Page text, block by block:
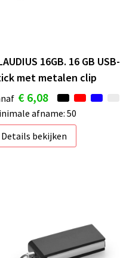
16GB. 16 GB USB-
met metalen clip
€ 6,08
afname: 50
Details bekijken